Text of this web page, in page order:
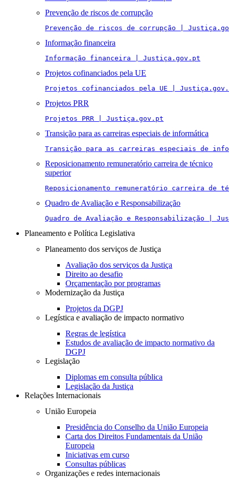
Prevenção de riscos de corrupção
Prevenção de riscos de corrupção |
Informação financeira
Informação financeira | Justiça.gov.pt
Projetos cofinanciados pela UE
Projetos cofinanciados pela UE |
Projetos PRR
Projetos PRR | Justiça.gov.pt
Transição para as carreiras especiais de informática
Transição para as carreiras especiais de
Reposicionamento remuneratório carreira de técnico
superior
Reposicionamento remuneratório carreira
Quadro de Avaliação e Responsabilização
Quadro de Avaliação e Responsabilização |
Planeamento e Política Legislativa
Planeamento dos serviços de Justiça
Avaliação dos serviços da Justiça
Direito ao desafio
Orçamentação por programas
Modernização da Justiça
Projetos da DGPJ
Legística e avaliação de impacto normativo
Regras de legística
Estudos de avaliação de impacto normativo da
DGPJ
Legislação
Diplomas em consulta pública
Legislação da Justiça
Relações Internacionais
União Europeia
Presidência do Conselho da União Europeia
Carta dos Direitos Fundamentais da União
Europeia
Iniciativas em curso
Consultas públicas
Organizações e redes internacionais